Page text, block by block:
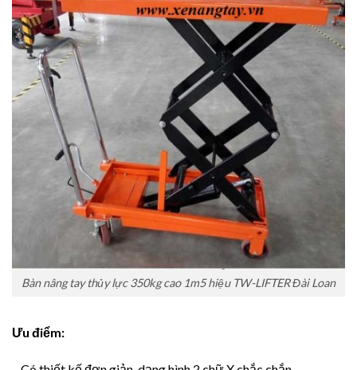
Bàn nâng tay thủy lực 350kg cao 1m5 hiệu TW-LIFTER Đài Loan
Ưu điểm: